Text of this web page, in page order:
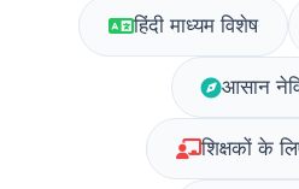
हिंदी माध्यम विशेष
आसान
शिक्षकों के